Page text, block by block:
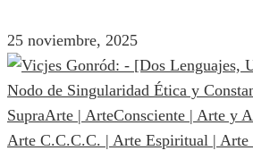
25 noviembre, 2025